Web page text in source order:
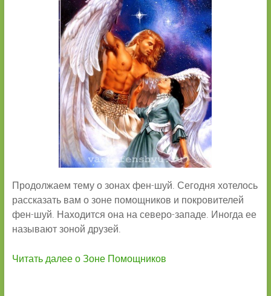
Продолжаем тему о зонах фен-шуй. Сегодня хотелось
рассказать вам о зоне помощников и покровителей
фен-шуй. Находится она на северо-западе. Иногда ее
называют зоной друзей.
Читать далее о Зоне Помощников